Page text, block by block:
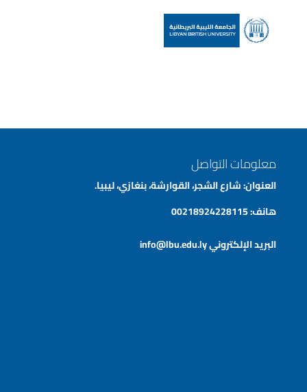
معلومات التواصل
العنوان: شارع الشجر، القوارشة، بنغازي، ليبيا.
هانف:00218924228115
البريد الإلكترونيinfo@lbu.edu.ly